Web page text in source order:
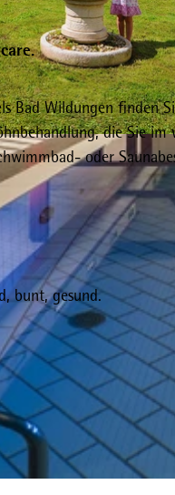
Bad Wildungen finden
die Sie
oder
bunt, gesund.